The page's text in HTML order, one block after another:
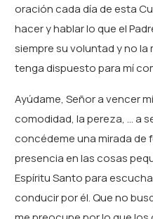
oración cada día de esta
hacer y hablar lo que el
siempre su voluntad y no
tenga dispuesto para mí
Ayúdame, Señor a vencer
comodidad, la pereza, … a
concédeme una mirada de
presencia en las cosas
Espíritu Santo para
conducir por él. Que no